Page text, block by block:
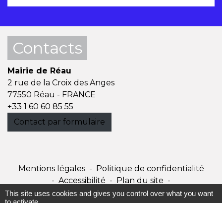
Contacts
Mairie de Réau
2 rue de la Croix des Anges
77550 Réau - FRANCE
+33 1 60 60 85 55
Contact par formulaire
Mentions légales - Politique de confidentialité
- Accessibilité - Plan du site -
Gestion des cookies
This site uses cookies and gives you control over what you want